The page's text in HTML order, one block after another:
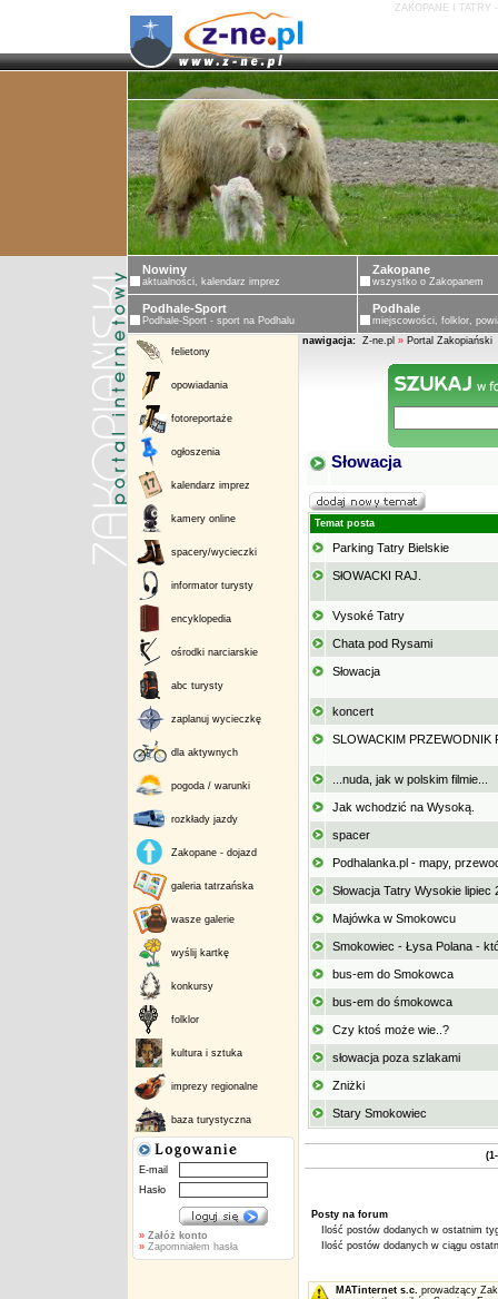
ZAKOPANE I TATRY
Nowiny
aktualności, kalendarz imprez
Zakopane
wszystko o Zakopanem
Podhale-Sport
Podhale-Sport - sport na Podhalu
Podhale
miejscowości, folklor,
felietony
opowiadania
fotoreportaże
ogłoszenia
kalendarz imprez
kamery online
spacery/wycieczki
informator turysty
encyklopedia
ośrodki narciarskie
abc turysty
zaplanuj wycieczkę
dla aktywnych
pogoda / warunki
rozkłady jazdy
Zakopane - dojazd
galeria tatrzańska
wasze galerie
wyślij kartkę
konkursy
folklor
kultura i sztuka
imprezy regionalne
baza turystyczna
E-mail
Hasło
» Załóż konto
»Zapomniałem hasła
nawigacja: Z-ne.pl » Portal Zakopiański
Słowacja
Temat posta
Parking Tatry Bielskie
SłOWACKI RAJ.
Vysoké Tatry
Chata pod Rysami
Słowacja
koncert
SLOWACKIM
...nuda, jak w polskim filmie...
Jak wchodzić na Wysoką.
spacer
Podhalanka.pl - mapy,
Słowacja Tatry Wysokie
Majówka w Smokowcu
Smokowiec - Łysa Polana -
bus-em do Smokowca
bus-em do śmokowca
Czy ktoś może wie..?
słowacja poza szlakami
Zniżki
Stary Smokowiec
Posty na forum
Ilość postów dodanych w ostatnim
Ilość postów dodanych w ciągu
MATinternet s.c. prowadzący